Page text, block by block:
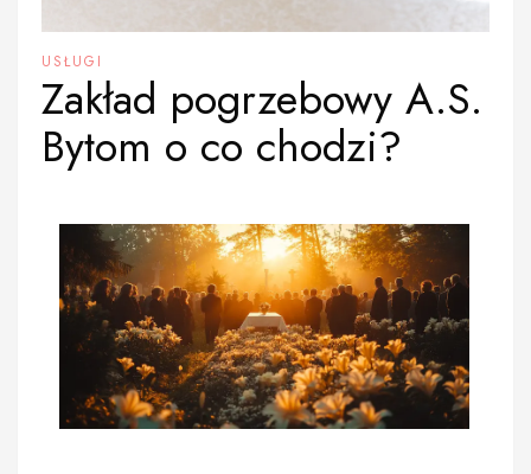
USŁUGI
Zakład pogrzebowy A.S.
Bytom o co chodzi?